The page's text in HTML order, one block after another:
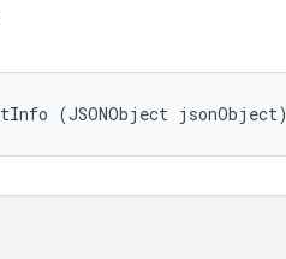
(JSONObject jsonObject)